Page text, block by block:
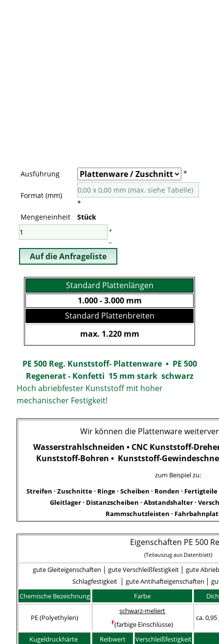
Ausführung *
Format (mm)
*
Mengeneinheit
Stück
+
–
Standard Plattenlängen
1.000 - 3.000 mm
Standard Plattenbreiten
max. 1.220 mm
PE 500 Reg. Kunststoff- Plattenware • PE 500
Regenerat - Konfetti 15 mm stark schwarz
Hoch abriebfester Kunststoff mit hoher
mechanischer Festigkeit!
Wir können die Plattenware
Wasserstrahlschneiden • CNC Kunststoff-
Kunststoff-Bohren • Kunststoff-
zum Beispiel zu:
Streifen · Zuschnitte · Ringe · Scheiben · Ronden · Fertigteile
Gleitlager · Distanzscheiben · Abstandshalter ·
Rammschutzleisten ·
Eigenschaften PE 500
(Teilauszug aus Datenblatt)
gute Gleiteigenschaften │ gute Verschleißfestigkeit │ gute
Schlagfestigkeit │ gute Antihafteigenschaften │
Chemische Bezeichnung
Farbe
PE (Polyethylen)
schwarz-meliert
F(farbige Einschlüsse)
ca.
Kugeldruckhärte Reibwert
Verschleißfestigkeit